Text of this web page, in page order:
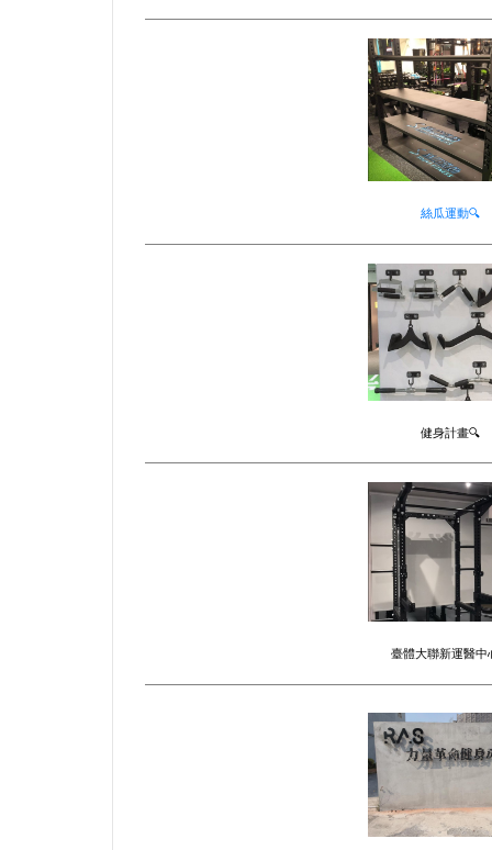
絲瓜運動🔍
健身計畫🔍
臺體大聯新運醫中